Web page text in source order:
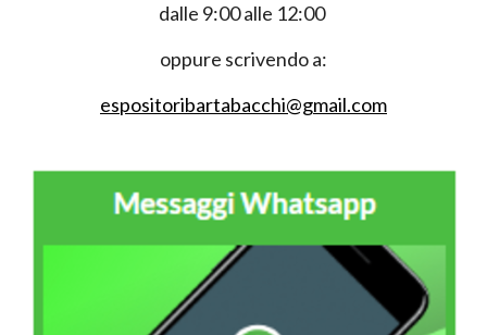
dalle 9:00 alle 12:00
oppure scrivendo a:
espositoribartabacchi@gmail.com